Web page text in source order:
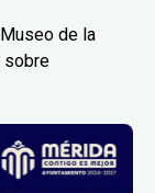
de la
sobre